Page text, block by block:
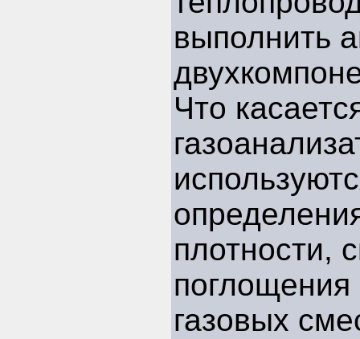
выполнить
Что
плотности,
поглощения
газовых